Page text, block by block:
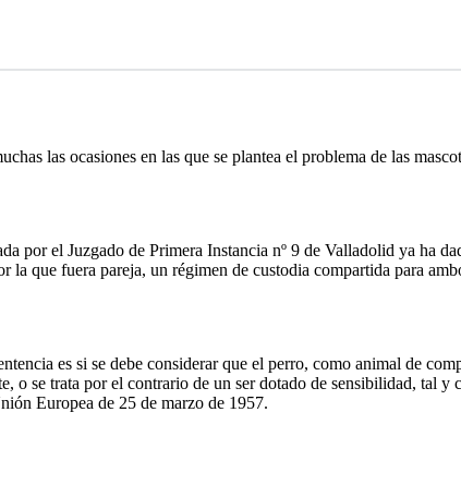
las ocasiones en las que se plantea el problema de las
por el Juzgado de Primera Instancia nº 9 de Valladolid ya ha
la que fuera pareja, un régimen de custodia compartida para
es si se debe considerar que el perro, como animal de
o se trata por el contrario de un ser dotado de sensibilidad, tal y
Europea de 25 de marzo de 1957.